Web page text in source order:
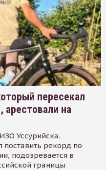
пересекал
арестовали на
Уссурийска.
поставить рекорд по
подозревается в
границы